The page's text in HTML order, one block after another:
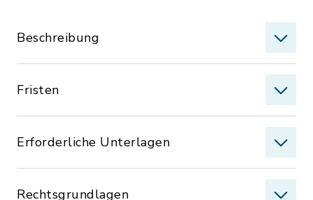
Beschreibung
Fristen
Erforderliche Unterlagen
Rechtsgrundlagen